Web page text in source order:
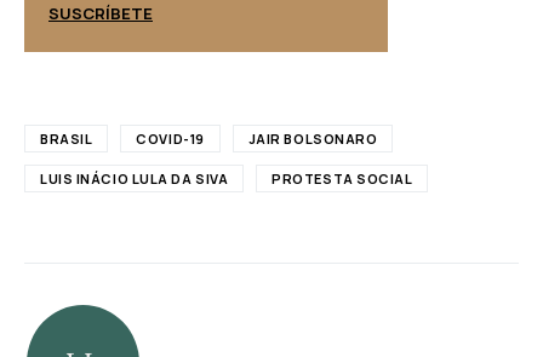
SUSCRÍBETE
BRASIL COVID-19 JAIR BOLSONARO
LUIS INÁCIO LULA DA SIVA PROTESTA SOCIAL